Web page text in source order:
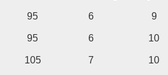
95 6 9
95 6 10
105 7 10